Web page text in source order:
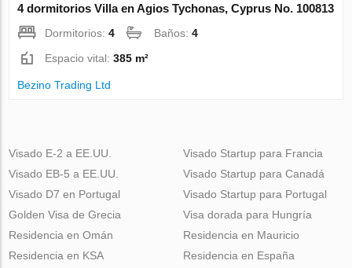
4 dormitorios Villa en Agios Tychonas, Cyprus No. 100813
Dormitorios:4 Baños:4
Espacio vital:385 m²
Bezino Trading Ltd
Visado E-2 a EE.UU.
Visado EB-5 a EE.UU.
Visado D7 en Portugal
Golden Visa de Grecia
Visado Startup para Francia
Visado Startup para Canadá
Visado Startup para Portugal
Visa dorada para Hungría
Residencia en Omán
Residencia en KSA
Residencia en Mauricio
Residencia en España